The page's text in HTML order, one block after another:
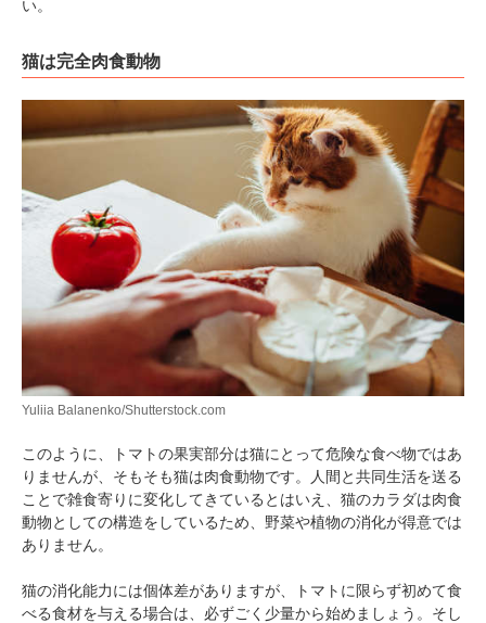
い。
猫は完全肉食動物
Yuliia Balanenko/Shutterstock.com
このように、トマトの果実部分は猫にとって危険な食べ物ではあ
りませんが、そもそも猫は肉食動物です。人間と共同生活を送る
ことで雑食寄りに変化してきているとはいえ、猫のカラダは肉食
動物としての構造をしているため、野菜や植物の消化が得意では
ありません。
猫の消化能力には個体差がありますが、トマトに限らず初めて食
べる食材を与える場合は、必ずごく少量から始めましょう。そし